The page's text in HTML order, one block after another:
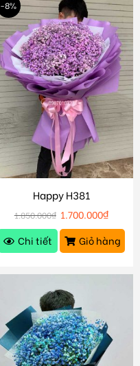
-8%
Happy H381
1.850.000₫ 1.700.000₫
Chi tiết
Giỏ hàng